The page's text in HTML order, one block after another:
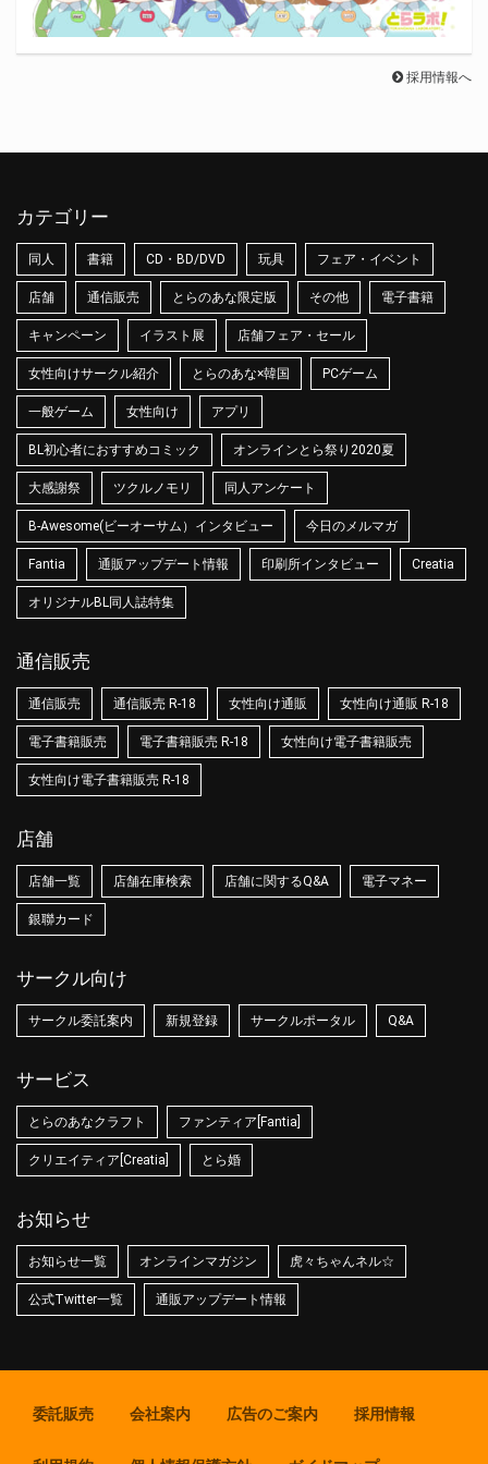
採用情報へ
カテゴリー
同人 書籍 CD・BD/DVD 玩具 フェア・イベント
店舗 通信販売 とらのあな限定版 その他 電子書籍
キャンペーン イラスト展 店舗フェア・セール
女性向けサークル紹介 とらのあな×韓国 PCゲーム
一般ゲーム 女性向け アプリ
BL初心者におすすめコミック オンラインとら祭り2020夏
大感謝祭 ツクルノモリ 同人アンケート
B-Awesome(ビーオーサム）インタビュー 今日のメルマガ
Fantia 通販アップデート情報 印刷所インタビュー Creatia
オリジナルBL同人誌特集
通信販売
通信販売 通信販売 R-18 女性向け通販 女性向け通販 R-18
電子書籍販売 電子書籍販売 R-18 女性向け電子書籍販売
女性向け電子書籍販売 R-18
店舗
店舗一覧 店舗在庫検索 店舗に関するQ&A 電子マネー
銀聯カード
サークル向け
サークル委託案内 新規登録 サークルポータル Q&A
サービス
とらのあなクラフト ファンティア[Fantia]
クリエイティア[Creatia] とら婚
お知らせ
お知らせ一覧 オンラインマガジン 虎々ちゃんネル☆
公式Twitter一覧 通販アップデート情報
委託販売 会社案内 広告のご案内 採用情報